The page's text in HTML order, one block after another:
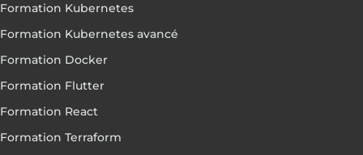
Formation Kubernetes
Formation Kubernetes avancé
Formation Docker
Formation Flutter
Formation React
Formation Terraform